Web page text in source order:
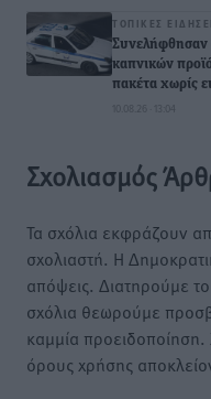
ΤΟΠΙΚΈΣ
Συνελήφθησαν
καπνικών
πακέτα χωρίς
10.08.26 · 13:04
Σχολιασμός
Τα σχόλια εκφράζουν
σχολιαστή. Η
απόψεις. Διατηρούμε
σχόλια θεωρούμε
καμμία
όρους χρήσης